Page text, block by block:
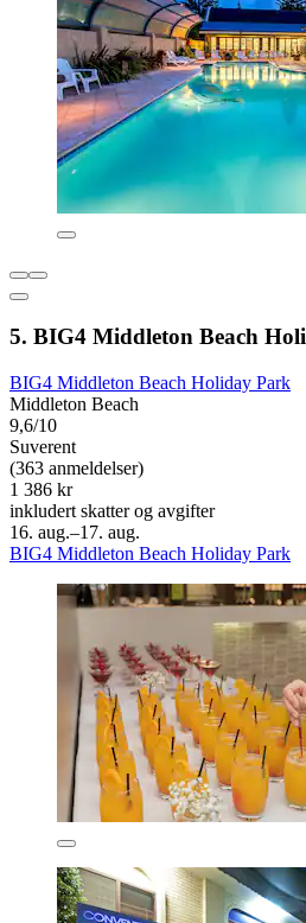
5. BIG4 Middleton Beach
BIG4 Middleton Beach Holiday Park
Middleton Beach
9,6/10
Suverent
(363 anmeldelser)
1 386 kr
inkludert skatter og avgifter
16. aug.–17. aug.
BIG4 Middleton Beach Holiday Park